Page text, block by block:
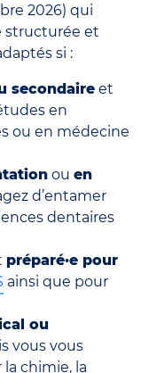
2026) qui
structurée et
si :
secondaire et
en
ou en médecine
ou en
d’entamer
dentaires
préparé·e pour
ainsi que pour
ou
vous vous
chimie, la